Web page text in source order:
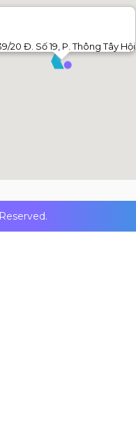
20 Đ. Số 19, P. Thông Tây Hội